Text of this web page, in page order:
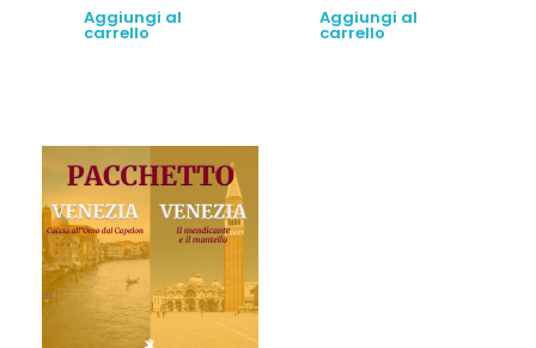
Aggiungi al
carrello
Aggiungi al
carrello